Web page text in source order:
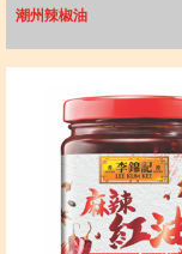
潮州辣椒油